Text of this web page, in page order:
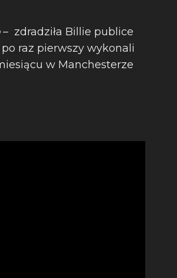
– zdradziła Billie publice
raz pierwszy wykonali
w Manchesterze